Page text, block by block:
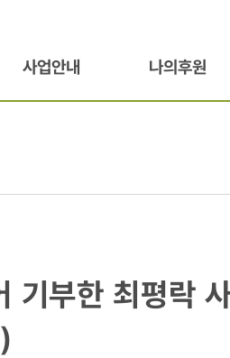
사업안내 나의후원
기부한 최평락